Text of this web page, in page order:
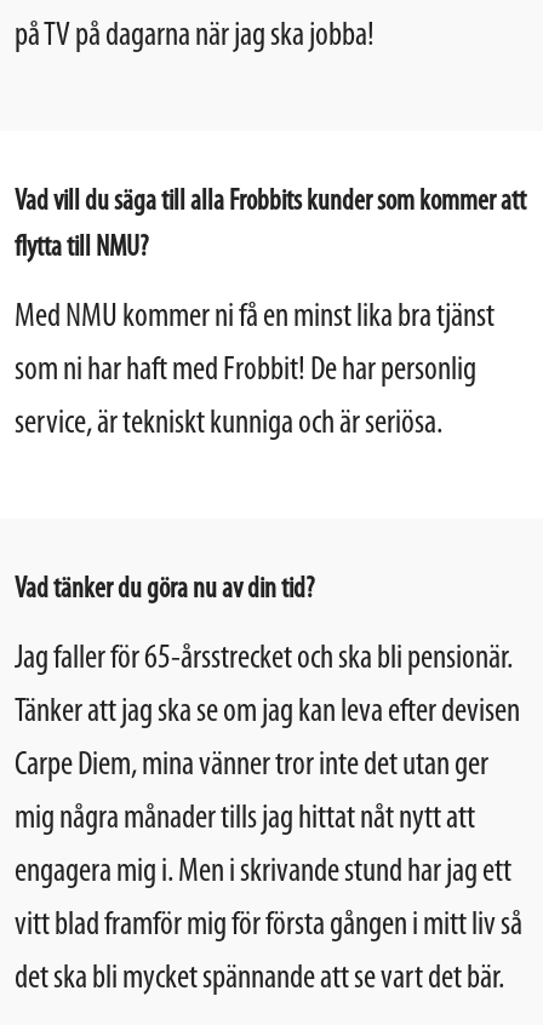
på TV på dagarna när jag ska jobba!
Vad vill du säga till alla Frobbits kunder som kommer att
flytta till NMU?
Med NMU kommer ni få en minst lika bra tjänst
som ni har haft med Frobbit! De har personlig
service, är tekniskt kunniga och är seriösa.
Vad tänker du göra nu av din tid?
Jag faller för 65-årsstrecket och ska bli pensionär.
Tänker att jag ska se om jag kan leva efter devisen
Carpe Diem, mina vänner tror inte det utan ger
mig några månader tills jag hittat nåt nytt att
engagera mig i. Men i skrivande stund har jag ett
vitt blad framför mig för första gången i mitt liv så
det ska bli mycket spännande att se vart det bär.